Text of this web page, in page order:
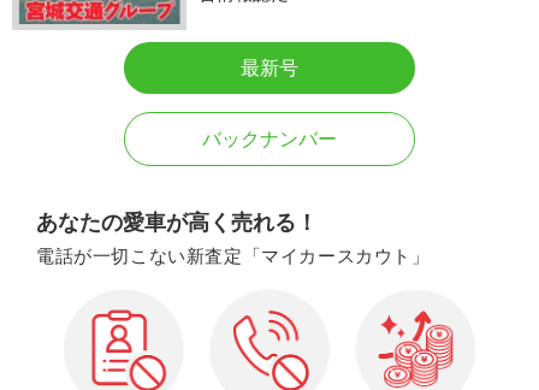
最新号
バックナンバー
あなたの愛車が高く売れる！
電話が一切こない新査定「マイカースカウト」